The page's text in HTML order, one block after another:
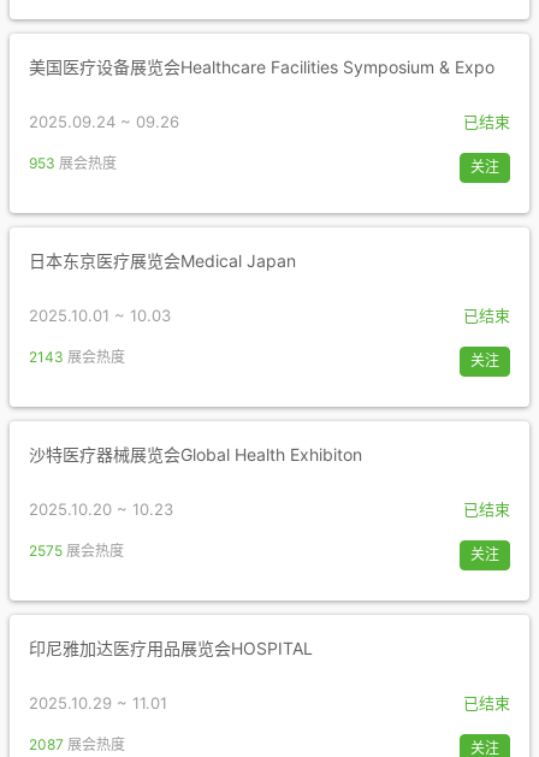
美国医疗设备展览会Healthcare Facilities Symposium & Expo
2025.09.24 ~ 09.26 已结束
953 展会热度 关注
日本东京医疗展览会Medical Japan
2025.10.01 ~ 10.03 已结束
2143 展会热度 关注
沙特医疗器械展览会Global Health Exhibiton
2025.10.20 ~ 10.23 已结束
2575 展会热度 关注
印尼雅加达医疗用品展览会HOSPITAL
2025.10.29 ~ 11.01 已结束
2087 展会热度 关注